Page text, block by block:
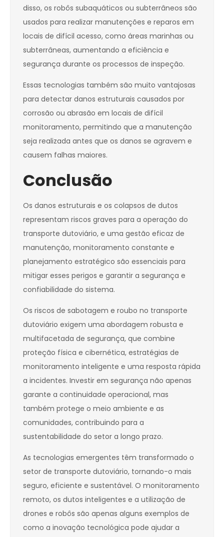
disso, os robôs subaquáticos ou subterrâneos são
usados para realizar manutenções e reparos em
locais de difícil acesso, como áreas marinhas ou
subterrâneas, aumentando a eficiência e
segurança durante os processos de inspeção.
Essas tecnologias também são muito vantajosas
para detectar danos estruturais causados por
corrosão ou abrasão em locais de difícil
monitoramento, permitindo que a manutenção
seja realizada antes que os danos se agravem e
causem falhas maiores.
Conclusão
Os danos estruturais e os colapsos de dutos
representam riscos graves para a operação do
transporte dutoviário, e uma gestão eficaz de
manutenção, monitoramento constante e
planejamento estratégico são essenciais para
mitigar esses perigos e garantir a segurança e
confiabilidade do sistema.
Os riscos de sabotagem e roubo no transporte
dutoviário exigem uma abordagem robusta e
multifacetada de segurança, que combine
proteção física e cibernética, estratégias de
monitoramento inteligente e uma resposta rápida
a incidentes. Investir em segurança não apenas
garante a continuidade operacional, mas
também protege o meio ambiente e as
comunidades, contribuindo para a
sustentabilidade do setor a longo prazo.
As tecnologias emergentes têm transformado o
setor de transporte dutoviário, tornando-o mais
seguro, eficiente e sustentável. O monitoramento
remoto, os dutos inteligentes e a utilização de
drones e robôs são apenas alguns exemplos de
como a inovação tecnológica pode ajudar a